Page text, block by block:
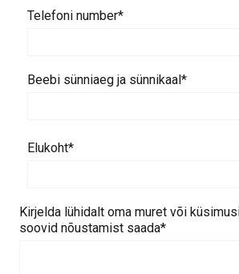
Telefoni number
Beebi sünniaeg ja sünnikaal
Elukoht
Kirjelda lühidalt oma muret või
soovid nõustamist saada